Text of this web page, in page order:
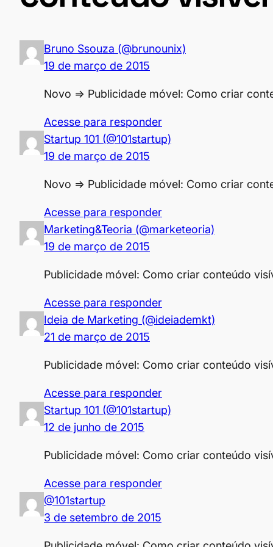
Bruno Ssouza (@brunounix)
19 de março de 2015
Novo => Publicidade móvel: Como criar
Acesse para responder
Startup 101 (@101startup)
19 de março de 2015
Novo => Publicidade móvel: Como criar
Acesse para responder
Marketing&Teoria (@marketeoria)
19 de março de 2015
Publicidade móvel: Como criar conteúdo
Acesse para responder
Ideia de Marketing (@ideiademkt)
21 de março de 2015
Publicidade móvel: Como criar conteúdo
Acesse para responder
Startup 101 (@101startup)
12 de junho de 2015
Publicidade móvel: Como criar conteúdo
Acesse para responder
@101startup
3 de setembro de 2015